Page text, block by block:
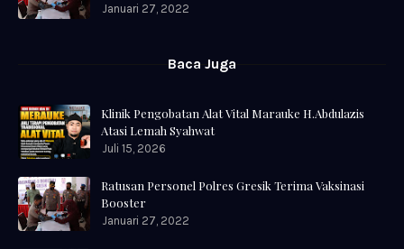
Januari 27, 2022
Baca Juga
Klinik Pengobatan Alat Vital Marauke H.Abdulazis
Atasi Lemah Syahwat
Juli 15, 2026
Ratusan Personel Polres Gresik Terima Vaksinasi
Booster
Januari 27, 2022